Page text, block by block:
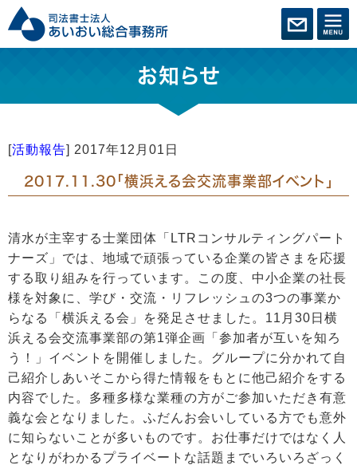
お知らせ
[活動報告] 2017年12月01日
2017.11.30「横浜える会交流事業部イベント」
清水が主宰する士業団体「LTRコンサルティングパート
ナーズ」では、地域で頑張っている企業の皆さまを応援
する取り組みを行っています。この度、中小企業の社長
様を対象に、学び・交流・リフレッシュの3つの事業か
らなる「横浜える会」を発足させました。11月30日横
浜える会交流事業部の第1弾企画「参加者が互いを知ろ
う！」イベントを開催しました。グループに分かれて自
己紹介しあいそこから得た情報をもとに他己紹介をする
内容でした。多種多様な業種の方がご参加いただき有意
義な会となりました。ふだんお会いしている方でも意外
に知らないことが多いものです。お仕事だけではなく人
となりがわかるプライベートな話題までいろいろざっく